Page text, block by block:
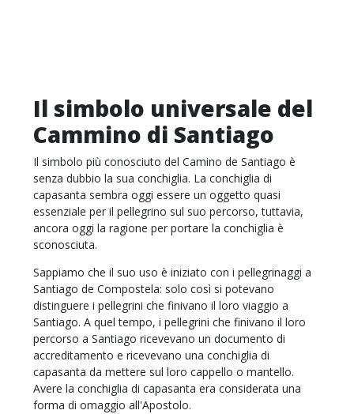
Il simbolo universale del
Cammino di Santiago
Il simbolo più conosciuto del Camino de Santiago è
senza dubbio la sua conchiglia. La conchiglia di
capasanta sembra oggi essere un oggetto quasi
essenziale per il pellegrino sul suo percorso, tuttavia,
ancora oggi la ragione per portare la conchiglia è
sconosciuta.
Sappiamo che il suo uso è iniziato con i pellegrinaggi a
Santiago de Compostela: solo così si potevano
distinguere i pellegrini che finivano il loro viaggio a
Santiago. A quel tempo, i pellegrini che finivano il loro
percorso a Santiago ricevevano un documento di
accreditamento e ricevevano una conchiglia di
capasanta da mettere sul loro cappello o mantello.
Avere la conchiglia di capasanta era considerata una
forma di omaggio all'Apostolo.